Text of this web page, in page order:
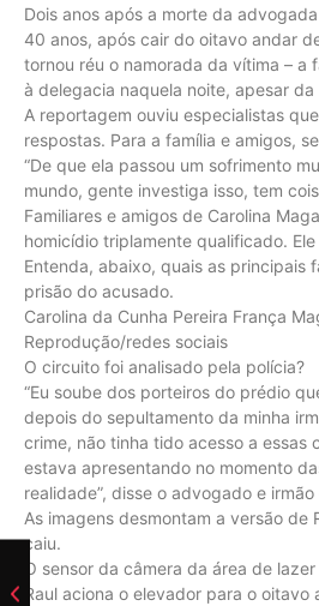
Dois anos após a morte da
40 anos, após cair do oitavo andar
tornou réu o namorada da vítima – a
à delegacia naquela noite, apesar
A reportagem ouviu especialistas
respostas. Para a família e amigos,
“De que ela passou um sofrimento
mundo, gente investiga isso, tem
Familiares e amigos de Carolina
homicídio triplamente qualificado.
Entenda, abaixo, quais as principais
prisão do acusado.
Carolina da Cunha Pereira França
Reprodução/redes sociais
O circuito foi analisado pela polícia?
“Eu soube dos porteiros do prédio
depois do sepultamento da minha
crime, não tinha tido acesso a essas
estava apresentando no momento
realidade”, disse o advogado e
As imagens desmontam a versão
caiu.
O sensor da câmera da área de
Raul aciona o elevador para o